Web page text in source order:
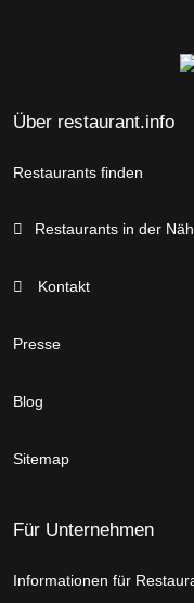
Über restaurant.info
Restaurants finden
Restaurants in der
Kontakt
Presse
Blog
Sitemap
Für Unternehmen
Informationen für